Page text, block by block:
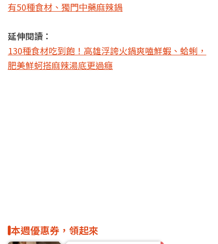
有50種食材、獨門中藥麻辣鍋
延伸閱讀：
130種食材吃到飽！高雄浮誇火鍋爽嗑鮮蝦、蛤蜊，
肥美鮮蚵搭麻辣湯底更過癮
本週優惠券，領起來